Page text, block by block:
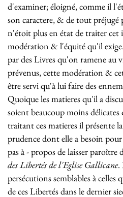
d'examiner; éloigné, comme il
son caractere, & de tout préjugé
n'étoit plus en état de traiter cet
modération & l'équité qu'il
par des Livres qu'on ramene au
prévenus, cette modération &
être servi qu'à lui faire des
Quoique les matieres qu'il a
soient beaucoup moins
traitant ces matieres il présente
prudence dont elle a besoin
pas à - propos de laisser
des Libertés de l'Eglise Gallicane.
persécutions semblables à
de ces Libertés dans le dernier